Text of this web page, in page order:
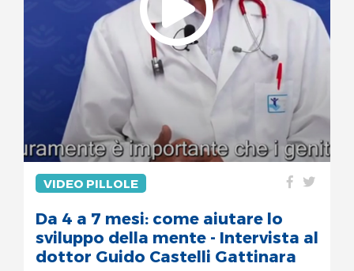
VIDEO PILLOLE
Da 4 a 7 mesi: come aiutare lo
sviluppo della mente - Intervista al
dottor Guido Castelli Gattinara